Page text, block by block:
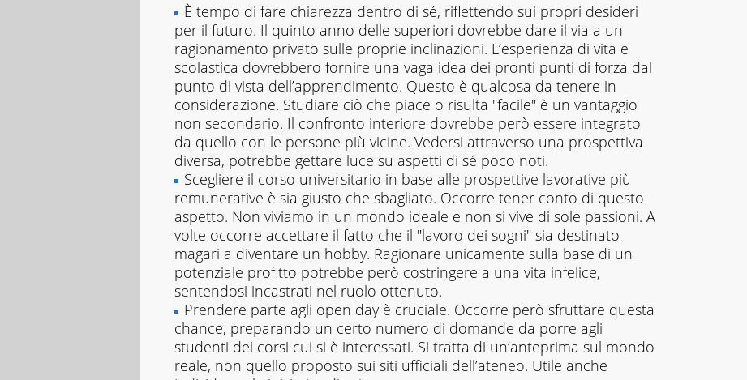
È tempo di fare chiarezza dentro di sé, riflettendo sui propri desideri
per il futuro. Il quinto anno delle superiori dovrebbe dare il via a un
ragionamento privato sulle proprie inclinazioni. L’esperienza di vita e
scolastica dovrebbero fornire una vaga idea dei pronti punti di forza dal
punto di vista dell’apprendimento. Questo è qualcosa da tenere in
considerazione. Studiare ciò che piace o risulta "facile" è un vantaggio
non secondario. Il confronto interiore dovrebbe però essere integrato
da quello con le persone più vicine. Vedersi attraverso una prospettiva
diversa, potrebbe gettare luce su aspetti di sé poco noti.
Scegliere il corso universitario in base alle prospettive lavorative più
remunerative è sia giusto che sbagliato. Occorre tener conto di questo
aspetto. Non viviamo in un mondo ideale e non si vive di sole passioni. A
volte occorre accettare il fatto che il "lavoro dei sogni" sia destinato
magari a diventare un hobby. Ragionare unicamente sulla base di un
potenziale profitto potrebbe però costringere a una vita infelice,
sentendosi incastrati nel ruolo ottenuto.
Prendere parte agli open day è cruciale. Occorre però sfruttare questa
chance, preparando un certo numero di domande da porre agli
studenti dei corsi cui si è interessati. Si tratta di un’anteprima sul mondo
reale, non quello proposto sui siti ufficiali dell’ateneo. Utile anche